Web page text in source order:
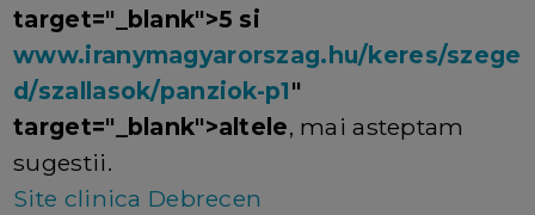
target="_blank">5 si
www.iranymagyarorszag.hu/keres/szege
d/szallasok/panziok-p1"
target="_blank">altele, mai asteptam
sugestii.
Site clinica Debrecen